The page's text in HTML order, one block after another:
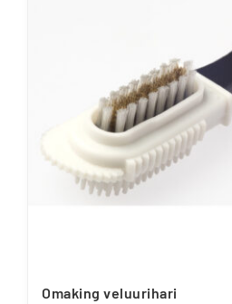
Omaking veluurihari